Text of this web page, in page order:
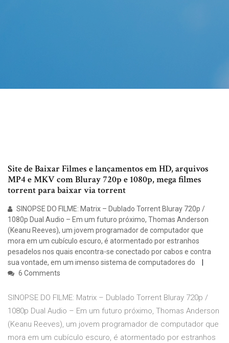
Site de Baixar Filmes e lançamentos em HD, arquivos
MP4 e MKV com Bluray 720p e 1080p, mega filmes
torrent para baixar via torrent
SINOPSE DO FILME: Matrix – Dublado Torrent Bluray 720p /
1080p Dual Audio – Em um futuro próximo, Thomas Anderson
(Keanu Reeves), um jovem programador de computador que
mora em um cubículo escuro, é atormentado por estranhos
pesadelos nos quais encontra-se conectado por cabos e contra
sua vontade, em um imenso sistema de computadores do
6 Comments
SINOPSE DO FILME: Matrix – Dublado Torrent Bluray 720p /
1080p Dual Audio – Em um futuro próximo, Thomas Anderson
(Keanu Reeves), um jovem programador de computador que
mora em um cubículo escuro, é atormentado por estranhos